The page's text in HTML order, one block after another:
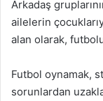
Arkadaş
ailelerin
alan olarak,
Futbol oynamak,
sorunlardan